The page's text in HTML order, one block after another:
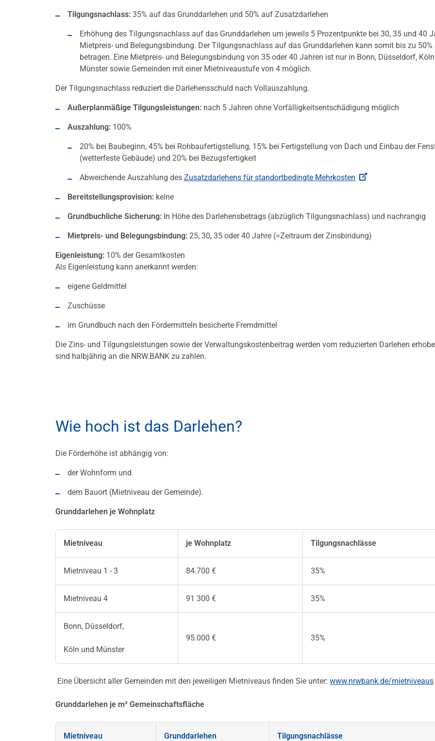
Tilgungsnachlass: 35% auf das Grunddarlehen und 50% auf Zusatzdarlehen
Erhöhung des Tilgungsnachlass auf das Grunddarlehen um jeweils 5 Prozentpunkte bei 30, 35 und 40
Mietpreis- und Belegungsbindung. Der Tilgungsnachlass auf das Grunddarlehen kann somit bis zu 50%
betragen. Eine Mietpreis- und Belegungsbindung von 35 oder 40 Jahren ist nur in Bonn, Düsseldorf,
Münster sowie Gemeinden mit einer Mietniveaustufe von 4 möglich.
Der Tilgungsnachlass reduziert die Darlehensschuld nach Vollauszahlung.
Außerplanmäßige Tilgungsleistungen: nach 5 Jahren ohne Vorfälligkeitsentschädigung möglich
Auszahlung: 100%
20% bei Baubeginn, 45% bei Rohbaufertigstellung, 15% bei Fertigstellung von Dach und Einbau der
(wetterfeste Gebäude) und 20% bei Bezugsfertigkeit
Abweichende Auszahlung des Zusatzdarlehens für standortbedingte Mehrkosten
Bereitstellungsprovision: keine
Grundbuchliche Sicherung: In Höhe des Darlehensbetrags (abzüglich Tilgungsnachlass) und nachrangig
Mietpreis- und Belegungsbindung: 25, 30, 35 oder 40 Jahre (=Zeitraum der Zinsbindung)
Eigenleistung: 10% der Gesamtkosten
Als Eigenleistung kann anerkannt werden:
eigene Geldmittel
Zuschüsse
im Grundbuch nach den Fördermitteln besicherte Fremdmittel
Die Zins- und Tilgungsleistungen sowie der Verwaltungskostenbeitrag werden vom reduzierten Darlehen
sind halbjährig an die NRW.BANK zu zahlen.
Wie hoch ist das Darlehen?
Die Förderhöhe ist abhängig von:
der Wohnform und
dem Bauort (Mietniveau der Gemeinde).
Grunddarlehen je Wohnplatz
Mietniveau je Wohnplatz Tilgungsnachlässe
Mietniveau 1 - 3 84.700 € 35%
Mietniveau 4 91 300 € 35%
Bonn, Düsseldorf,
Köln und Münster
95.000 € 35%
Eine Übersicht aller Gemeinden mit den jeweiligen Mietniveaus finden Sie unter: www.nrwbank.de/mietniveaus
Grunddarlehen je m² Gemeinschaftsfläche
Mietniveau Grunddarlehen Tilgungsnachlässe